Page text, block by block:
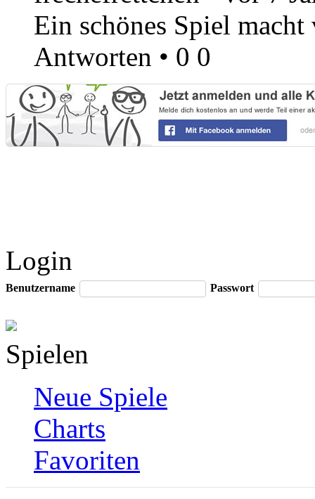
Ein schönes Spiel
Antworten • 0 0
Login
Benutzername Passwort
Spielen
Neue Spiele
Charts
Favoriten